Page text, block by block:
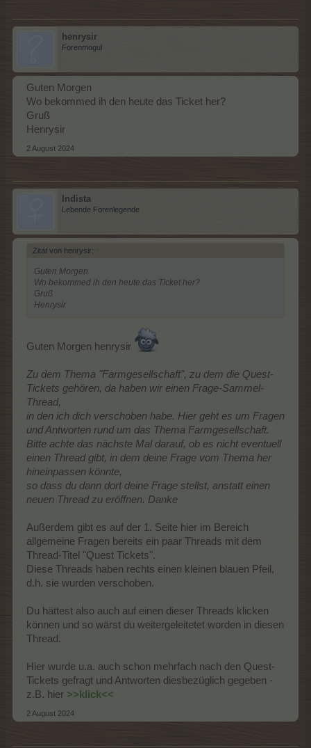
henrysir
Forenmogul
Guten Morgen
Wo bekommed ih den heute das Ticket her?
Gruß
Henrysir
2 August 2024
Indista
Lebende Forenlegende
Zitat von henrysir: ↑
Guten Morgen
Wo bekommed ih den heute das Ticket her?
Gruß
Henrysir
Guten Morgen henrysir
Zu dem Thema "Farmgesellschaft", zu dem die Quest-
Tickets gehören, da haben wir einen Frage-Sammel-
Thread,
in den ich dich verschoben habe. Hier geht es um Fragen
und Antworten rund um das Thema Farmgesellschaft.
Bitte achte das nächste Mal darauf, ob es nicht eventuell
einen Thread gibt, in dem deine Frage vom Thema her
hineinpassen könnte,
so dass du dann dort deine Frage stellst, anstatt einen
neuen Thread zu eröffnen. Danke
Außerdem gibt es auf der 1. Seite hier im Bereich
allgemeine Fragen bereits ein paar Threads mit dem
Thread-Titel "Quest Tickets".
Diese Threads haben rechts einen kleinen blauen Pfeil,
d.h. sie wurden verschoben.
Du hättest also auch auf einen dieser Threads klicken
können und so wärst du weitergeleitetet worden in diesen
Thread.
Hier wurde u.a. auch schon mehrfach nach den Quest-
Tickets gefragt und Antworten diesbezüglich gegeben -
z.B. hier >>klick<<
2 August 2024